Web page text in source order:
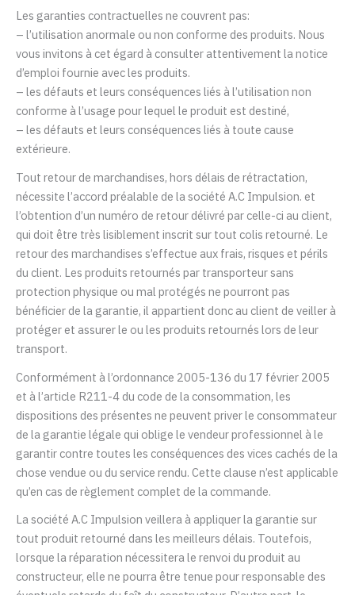
Les garanties contractuelles ne couvrent pas:
– l’utilisation anormale ou non conforme des produits. Nous
vous invitons à cet égard à consulter attentivement la notice
d’emploi fournie avec les produits.
– les défauts et leurs conséquences liés à l’utilisation non
conforme à l’usage pour lequel le produit est destiné,
– les défauts et leurs conséquences liés à toute cause
extérieure.
Tout retour de marchandises, hors délais de rétractation,
nécessite l’accord préalable de la société A.C Impulsion. et
l’obtention d’un numéro de retour délivré par celle-ci au client,
qui doit être très lisiblement inscrit sur tout colis retourné. Le
retour des marchandises s’effectue aux frais, risques et périls
du client. Les produits retournés par transporteur sans
protection physique ou mal protégés ne pourront pas
bénéficier de la garantie, il appartient donc au client de veiller à
protéger et assurer le ou les produits retournés lors de leur
transport.
Conformément à l’ordonnance 2005-136 du 17 février 2005
et à l’article R211-4 du code de la consommation, les
dispositions des présentes ne peuvent priver le consommateur
de la garantie légale qui oblige le vendeur professionnel à le
garantir contre toutes les conséquences des vices cachés de la
chose vendue ou du service rendu. Cette clause n’est applicable
qu’en cas de règlement complet de la commande.
La société A.C Impulsion veillera à appliquer la garantie sur
tout produit retourné dans les meilleurs délais. Toutefois,
lorsque la réparation nécessitera le renvoi du produit au
constructeur, elle ne pourra être tenue pour responsable des